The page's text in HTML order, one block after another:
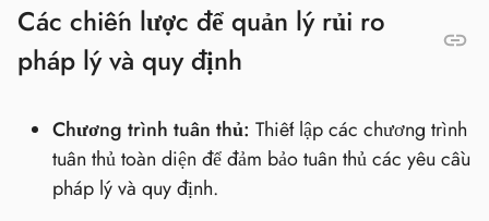
Các chiến lược để quản lý rủi ro
pháp lý và quy định
Chương trình tuân thủ: Thiết lập các chương trình
tuân thủ toàn diện để đảm bảo tuân thủ các yêu cầu
pháp lý và quy định.